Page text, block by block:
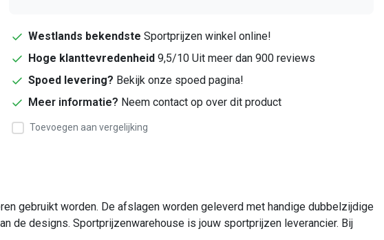
Westlands bekendste Sportprijzen winkel online!
Hoge klanttevredenheid 9,5/10 Uit meer dan 900 reviews
Spoed levering? Bekijk onze spoed pagina!
Meer informatie? Neem contact op over dit product
Toevoegen aan vergelijking
gebruikt worden. De afslagen worden geleverd met handige dubbelzijdige
de designs. Sportprijzenwarehouse is jouw sportprijzen leverancier. Bij